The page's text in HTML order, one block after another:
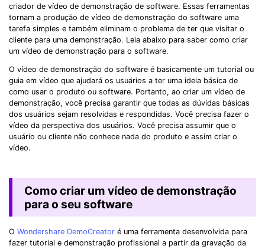
criador de vídeo de demonstração de software. Essas ferramentas
tornam a produção de vídeo de demonstração do software uma
tarefa simples e também eliminam o problema de ter que visitar o
cliente para uma demonstração. Leia abaixo para saber como criar
um vídeo de demonstração para o software.
O vídeo de demonstração do software é basicamente um tutorial ou
guia em vídeo que ajudará os usuários a ter uma ideia básica de
como usar o produto ou software. Portanto, ao criar um vídeo de
demonstração, você precisa garantir que todas as dúvidas básicas
dos usuários sejam resolvidas e respondidas. Você precisa fazer o
vídeo da perspectiva dos usuários. Você precisa assumir que o
usuário ou cliente não conhece nada do produto e assim criar o
vídeo.
Como criar um vídeo de demonstração
para o seu software
O Wondershare DemoCreator é uma ferramenta desenvolvida para
fazer tutorial e demonstração profissional a partir da gravação da